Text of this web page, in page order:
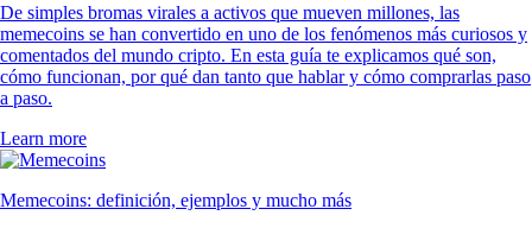
De simples bromas virales a activos que mueven millones, las
memecoins se han convertido en uno de los fenómenos más curiosos y
comentados del mundo cripto. En esta guía te explicamos qué son,
cómo funcionan, por qué dan tanto que hablar y cómo comprarlas paso
a paso.
Learn more
Memecoins: definición, ejemplos y mucho más